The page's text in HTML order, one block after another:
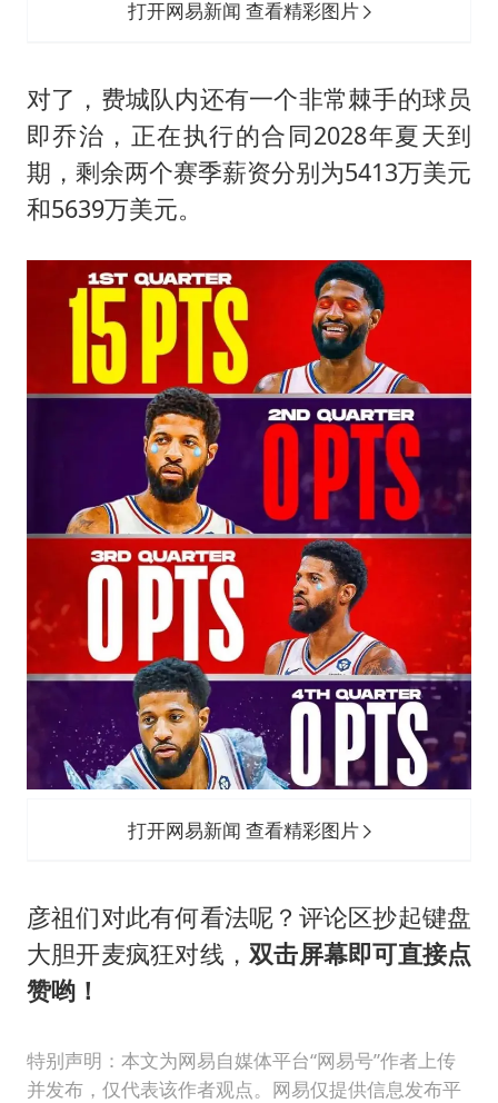
打开网易新闻 查看精彩图片
对了，费城队内还有一个非常棘手的球员
即乔治，正在执行的合同2028年夏天到
期，剩余两个赛季薪资分别为5413万美元
和5639万美元。
打开网易新闻 查看精彩图片
彦祖们对此有何看法呢？评论区抄起键盘
大胆开麦疯狂对线，双击屏幕即可直接点
赞哟！
特别声明：本文为网易自媒体平台“网易号”作者上传
并发布，仅代表该作者观点。网易仅提供信息发布平